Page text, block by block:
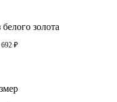
золота
692 ₽